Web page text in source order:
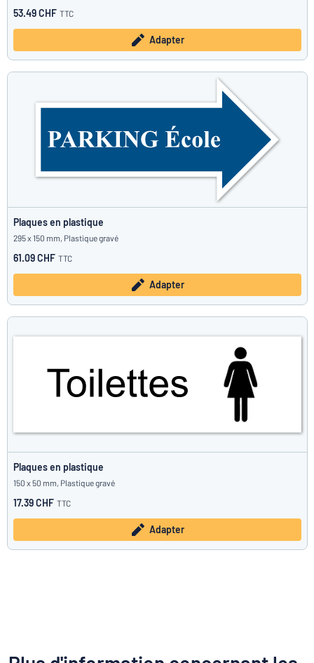
53.49 CHF TTC
Adapter
Plaques en plastique
295 x 150 mm, Plastique gravé
61.09 CHF TTC
Adapter
Plaques en plastique
150 x 50 mm, Plastique gravé
17.39 CHF TTC
Adapter